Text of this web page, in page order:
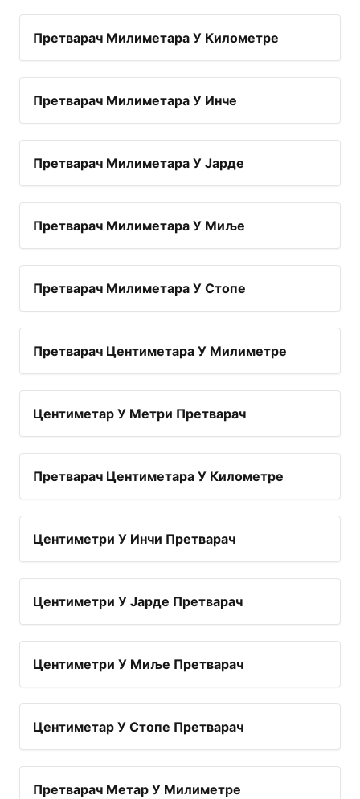
Претварач Милиметара У Километре
Претварач Милиметара У Инче
Претварач Милиметара У Јарде
Претварач Милиметара У Миље
Претварач Милиметара У Стопе
Претварач Центиметара У Милиметре
Центиметар У Метри Претварач
Претварач Центиметара У Километре
Центиметри У Инчи Претварач
Центиметри У Јарде Претварач
Центиметри У Миље Претварач
Центиметар У Стопе Претварач
Претварач Метар У Милиметре